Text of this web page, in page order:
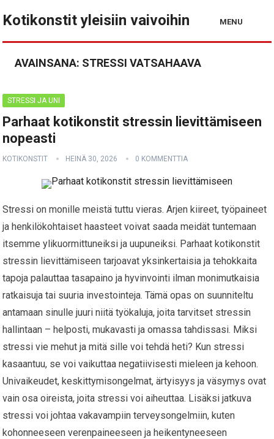
Kotikonstit yleisiin vaivoihin MENU
AVAINSANA: STRESSI VATSAHAAVA
STRESSI JA UNI
Parhaat kotikonstit stressin lievittämiseen
nopeasti
KOTIKONSTIT HEINÄ 30, 2026 0 KOMMENTTIA
Stressi on monille meistä tuttu vieras. Arjen kiireet, työpaineet
ja henkilökohtaiset haasteet voivat saada meidät tuntemaan
itsemme ylikuormittuneiksi ja uupuneiksi. Parhaat kotikonstit
stressin lievittämiseen tarjoavat yksinkertaisia ja tehokkaita
tapoja palauttaa tasapaino ja hyvinvointi ilman monimutkaisia
ratkaisuja tai suuria investointeja. Tämä opas on suunniteltu
antamaan sinulle juuri niitä työkaluja, joita tarvitset stressin
hallintaan – helposti, mukavasti ja omassa tahdissasi. Miksi
stressi vie mehut ja mitä sille voi tehdä heti? Kun stressi
kasaantuu, se voi vaikuttaa negatiivisesti mieleen ja kehoon.
Univaikeudet, keskittymisongelmat, ärtyisyys ja väsymys ovat
vain osa oireista, joita stressi voi aiheuttaa. Lisäksi jatkuva
stressi voi johtaa vakavampiin terveysongelmiin, kuten
kohonneeseen verenpaineeseen ja heikentyneeseen